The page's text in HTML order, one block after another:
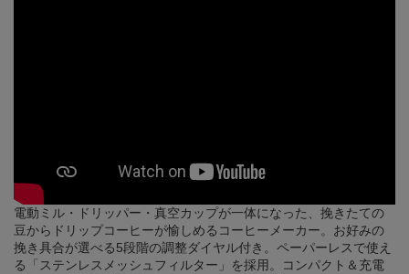
電動ミル・ドリッパー・真空カップが一体になった、挽きたての
豆からドリップコーヒーが愉しめるコーヒーメーカー。お好みの
挽き具合が選べる5段階の調整ダイヤル付き。ペーパーレスで使え
る「ステンレスメッシュフィルター」を採用。コンパクト＆充電